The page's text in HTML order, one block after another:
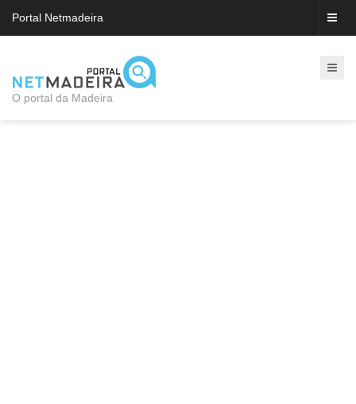
Portal Netmadeira
O portal da Madeira